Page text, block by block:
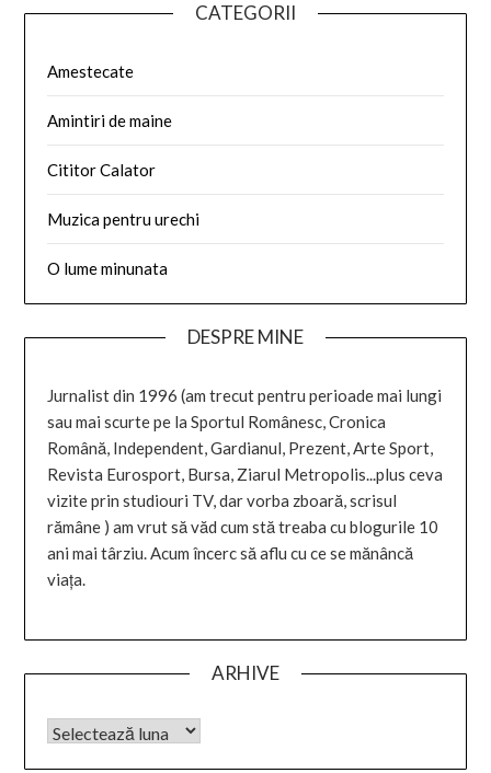
CATEGORII
Amestecate
Amintiri de maine
Cititor Calator
Muzica pentru urechi
O lume minunata
DESPRE MINE
Jurnalist din 1996 (am trecut pentru perioade mai lungi
sau mai scurte pe la Sportul Românesc, Cronica
Română, Independent, Gardianul, Prezent, Arte Sport,
Revista Eurosport, Bursa, Ziarul Metropolis...plus ceva
vizite prin studiouri TV, dar vorba zboară, scrisul
rămâne ) am vrut să văd cum stă treaba cu blogurile 10
ani mai târziu. Acum încerc să aflu cu ce se mănâncă
viața.
ARHIVE